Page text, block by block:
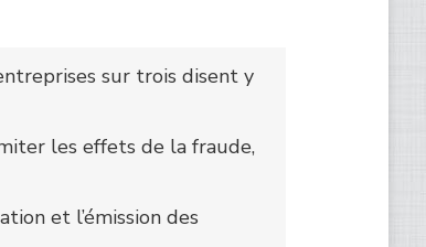
sur trois disent y
les effets de la fraude,
et l’émission des